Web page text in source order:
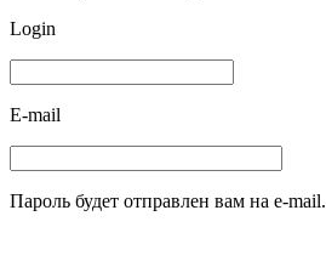
Login
E-mail
Пароль будет отправлен вам на e-mail.